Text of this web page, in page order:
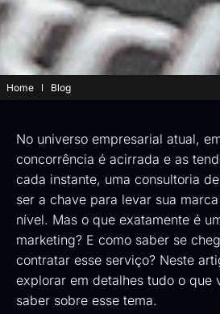
Home Blog
No universo empresarial atual,
concorrência é acirrada e as
cada instante, uma consultoria
ser a chave para levar sua
nível. Mas o que exatamente é
marketing? E como saber se
contratar esse serviço? Neste
explorar em detalhes tudo o que
saber sobre esse tema.